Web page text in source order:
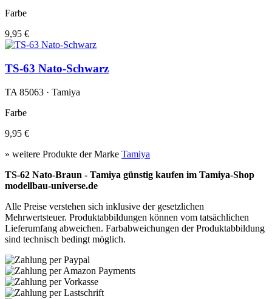
Farbe
9,95 €
TS-63 Nato-Schwarz
TA 85063 · Tamiya
Farbe
9,95 €
» weitere Produkte der Marke Tamiya
TS-62 Nato-Braun - Tamiya günstig kaufen im Tamiya-Shop
modellbau-universe.de
Alle Preise verstehen sich inklusive der gesetzlichen
Mehrwertsteuer. Produktabbildungen können vom tatsächlichen
Lieferumfang abweichen. Farbabweichungen der Produktabbildung
sind technisch bedingt möglich.